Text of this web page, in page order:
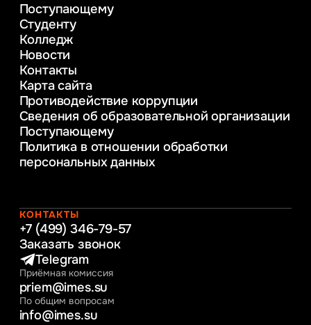
Психолого-педагогическое
консультирование и медиация
в образовании
Веб-дизайн
Управление инновационным развитием
предприятия
Уголовное право
Информационные технологии в бизнесе
Информационное и программное
обеспечение бизнес процессов
Управление человеческими ресурсами
Интернет-маркетинг
Поступающему
Студенту
Колледж
Новости
Контакты
Карта сайта
Противодействие коррупции
Сведения об образовательной организации
Поступающему
Политика в отношении обработки
персональных данных
КОНТАКТЫ
+7 (499) 346-79-57
Заказать звонок
Telegram
Приёмная комиссия
priem@imes.su
По общим вопросам
info@imes.su